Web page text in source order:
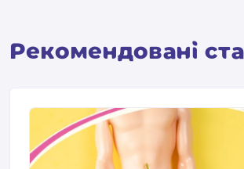
Pекомендовані